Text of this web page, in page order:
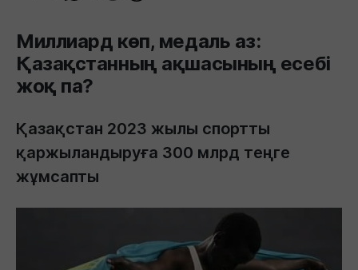
Миллиард көп, медаль аз:
Қазақстанның ақшасының есебі
жоқ па?
Қазақстан 2023 жылы спортты
қаржыландыруға 300 млрд теңге
жұмсапты